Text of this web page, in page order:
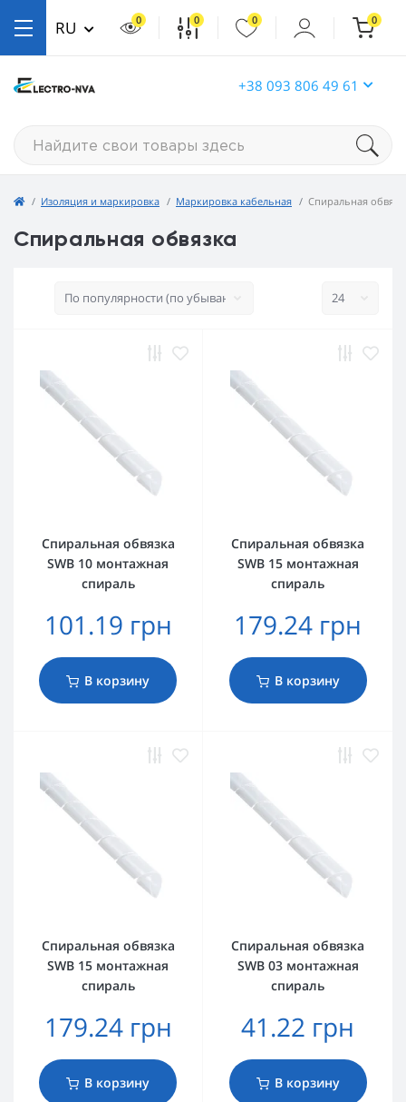
+38 093 806 49 61
RU 0 0 0 0
Изоляция и маркировка Маркировка кабельная Спиральная
Спиральная обвязка
Спиральная обвязка
SWB 10 монтажная
спираль
101.19 грн
В корзину
Спиральная обвязка
SWB 15 монтажная
спираль
179.24 грн
В корзину
Спиральная обвязка
SWB 15 монтажная
спираль
179.24 грн
В корзину
Спиральная обвязка
SWB 03 монтажная
спираль
41.22 грн
В корзину